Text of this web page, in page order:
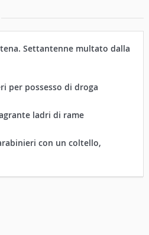
Settantenne multato dalla
per possesso di droga
ladri di rame
con un coltello,